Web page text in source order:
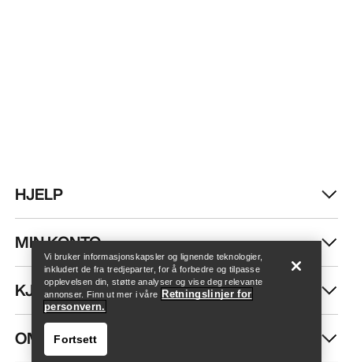
Finn butikk
HJELP
MIN KONTO
KJØP MER
OM OSS
Vi bruker informasjonskapsler og lignende teknologier,
inkludert de fra tredjeparter, for å forbedre og tilpasse
opplevelsen din, støtte analyser og vise deg relevante
annonser. Finn ut mer i våre Retningslinjer for
personvern.
Fortsett